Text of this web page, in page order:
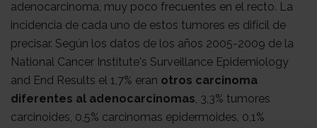
adenocarcinoma, muy poco frecuentes en el recto. La
incidencia de cada uno de estos tumores es difícil de
precisar. Según los datos de los años 2005-2009 de la
National Cancer Institute's Surveillance Epidemiology
and End Results el 1,7% eran otros carcinoma
diferentes al adenocarcinomas, 3,3% tumores
carcinoides, 0,5% carcinomas epidermoides, 0,1%